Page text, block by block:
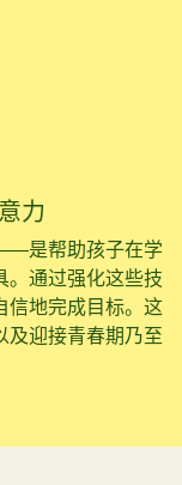
力
是帮助孩子在学
。通过强化这些技
信地完成目标。这
及迎接青春期乃至